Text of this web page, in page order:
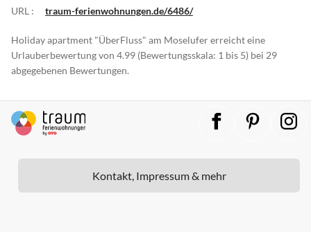
URL :
traum-ferienwohnungen.de/6486/
Holiday apartment "ÜberFluss" am Moselufer erreicht eine
Urlauberbewertung von 4.99 (Bewertungsskala: 1 bis 5) bei 29
abgegebenen Bewertungen.
Kontakt, Impressum & mehr